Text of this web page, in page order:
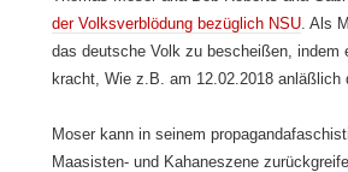
der Volksverblödung bezüglich NSU. Als
das deutsche Volk zu bescheißen,
kracht, Wie z.B. am 12.02.2018
Moser kann in seinem
Maasisten- und Kahaneszene